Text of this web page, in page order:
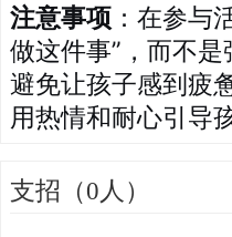
注意事项 ：在参与
做这件事”，而不
避免让孩子感到疲
用热情和耐心引导
支招（0人）